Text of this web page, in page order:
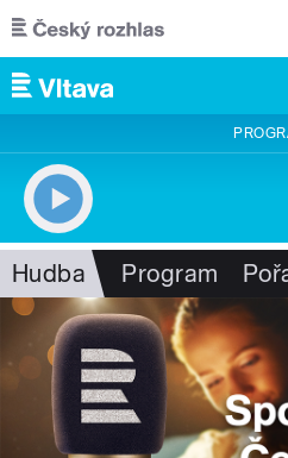
Přejít k hlavnímu obsahu
Hudba Program